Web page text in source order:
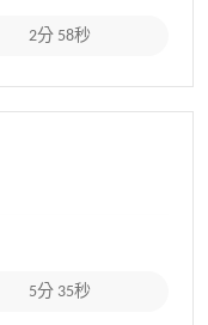
2分 58秒
5分 35秒